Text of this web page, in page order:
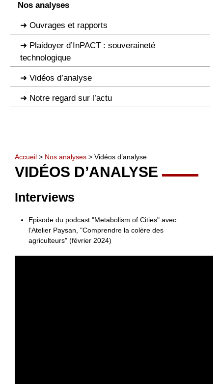
Nos analyses
Ouvrages et rapports
Plaidoyer d’InPACT : souveraineté
technologique
Vidéos d’analyse
Notre regard sur l’actu
Accueil > Nos analyses > Vidéos d’analyse
VIDÉOS D’ANALYSE
Interviews
Episode du podcast "Metabolism of Cities" avec
l’Atelier Paysan, "Comprendre la colère des
agriculteurs" (février 2024)